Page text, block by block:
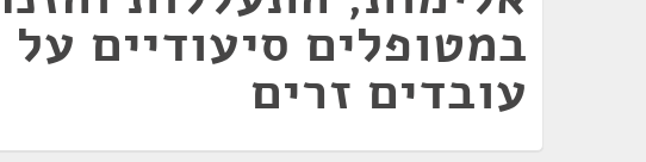
במטופלים סיעודיים על
עובדים זרים